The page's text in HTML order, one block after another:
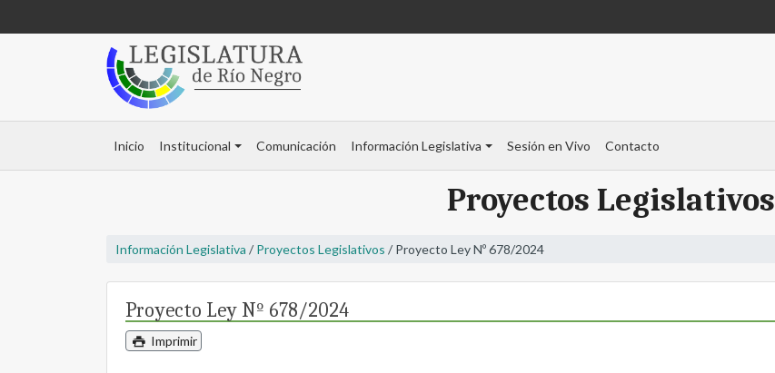
Inicio Institucional Comunicación Información Legislativa Sesión en Vivo Contacto
Proyectos Legislativos
Información Legislativa / Proyectos Legislativos / Proyecto Ley Nº 678/2024
Proyecto Ley Nº 678/2024
Imprimir